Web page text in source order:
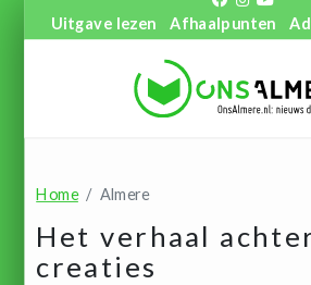
Uitgave lezen Afhaalpunten
Home Almere
Het verhaal
creaties